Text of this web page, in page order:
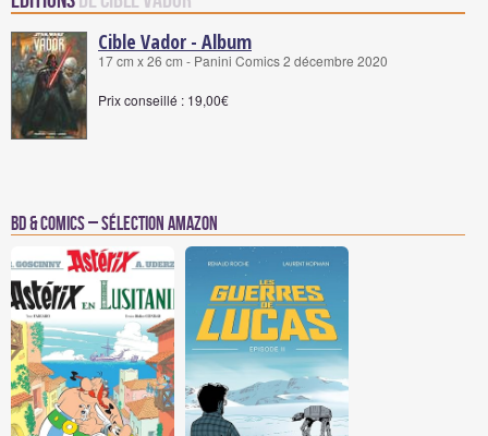
Cible Vador - Album
17 cm x 26 cm - Panini Comics 2 décembre 2020
Prix conseillé : 19,00€
BD & Comics – Sélection Amazon